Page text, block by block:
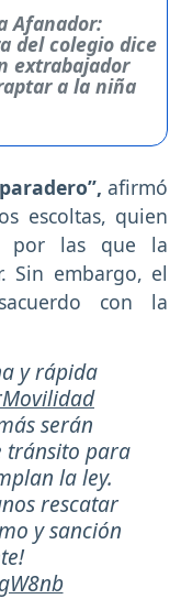
Afanador:
del colegio dice
extrabajador
a la niña
afirmó
escoltas, quien
por las que la
Sin embargo, el
con la
y rápida
serán
tránsito para
la ley.
rescatar
y sanción